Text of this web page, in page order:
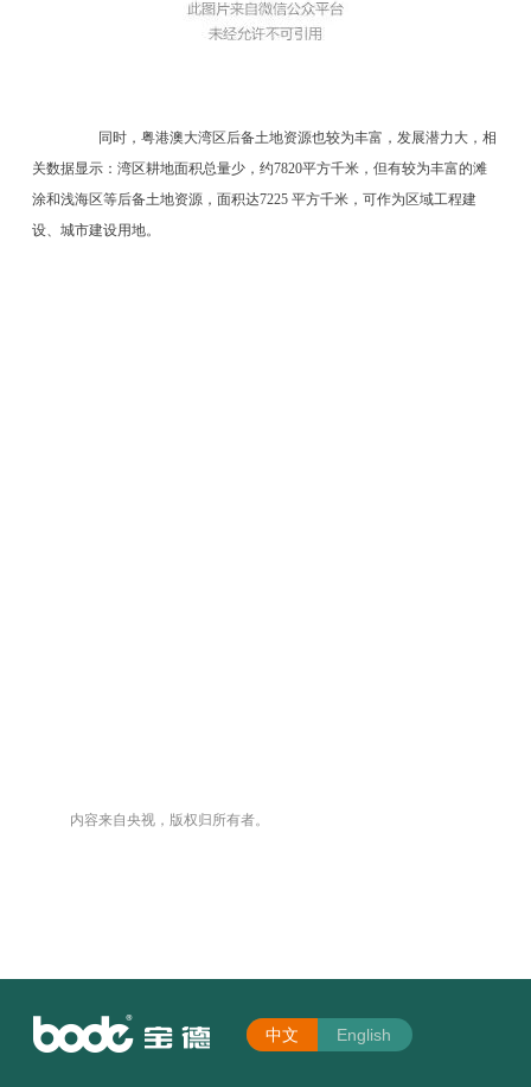
同时，粤港澳大湾区后备土地资源也较为丰富，发展潜力大，相
关数据显示：湾区耕地面积总量少，约7820平方千米，但有较为丰富的滩
涂和浅海区等后备土地资源，面积达7225 平方千米，可作为区域工程建
设、城市建设用地。
内容来自央视，版权归所有者。
中文 English